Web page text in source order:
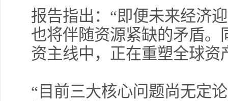
报告指出：“即便未来经济
也将伴随资源紧缺的矛盾
资主线中，正在重塑全球资
“目前三大核心问题尚无定